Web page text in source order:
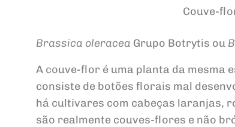
Couve-
Brassica oleracea Grupo Botrytis ou
A couve-flor é uma planta da mesma
consiste de botões florais mal
há cultivares com cabeças laranjas,
são realmente couves-flores e não